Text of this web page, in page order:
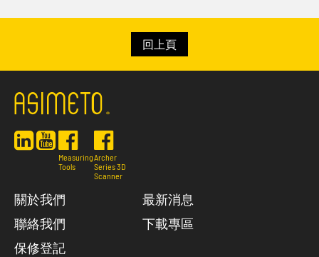
回上頁
Measuring
Tools
Archer
Series 3D
Scanner
關於我們
最新消息
聯絡我們
下載專區
保修登記